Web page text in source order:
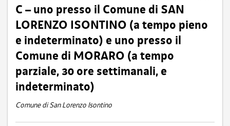
C – uno presso il Comune di SAN
LORENZO ISONTINO (a tempo pieno
e indeterminato) e uno presso il
Comune di MORARO (a tempo
parziale, 30 ore settimanali, e
indeterminato)
Comune di San Lorenzo Isontino